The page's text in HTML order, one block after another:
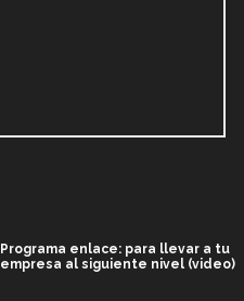
Programa enlace: para llevar a tu
empresa al siguiente nivel (video)